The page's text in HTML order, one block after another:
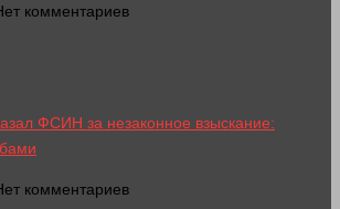
комментариев
ФСИН за незаконное взыскание:
комментариев